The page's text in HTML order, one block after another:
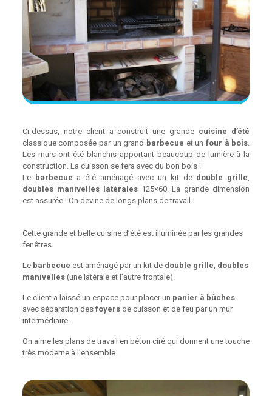
Ci-dessus, notre client a construit une grande cuisine d’été
classique composée par un grand barbecue et un four à bois
Les murs ont été blanchis apportant beaucoup de lumière à la
construction. La cuisson se fera avec du bon bois !
Le barbecue a été aménagé avec un kit de double grille
doubles manivelles latérales125×60. La grande dimension
est assurée ! On devine de longs plans de travail.
Cette grande et belle cuisine d’été est illuminée par les grandes
fenêtres.
Le barbecue est aménagé par un kit de double grille doubles
manivelles(une latérale et l’autre frontale).
Le client a laissé un espace pour placer un panier à bûches
avec séparation des foyersde cuisson et de feu par un mur
intermédiaire.
On aime les plans de travail en béton ciré qui donnent une touche
très moderne à l’ensemble.